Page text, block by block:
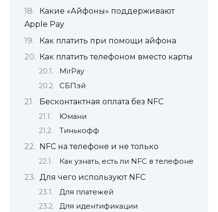
Какие «Айфоны» поддерживают
Apple Pay
Как платить при помощи айфона
Как платить телефоном вместо карты
MirPay
СБПэй
Бесконтактная оплата без NFC
Юмани
Тинькофф
NFC на телефоне и не только
Как узнать, есть ли NFC в телефоне
Для чего используют NFC
Для платежей
Для идентификации